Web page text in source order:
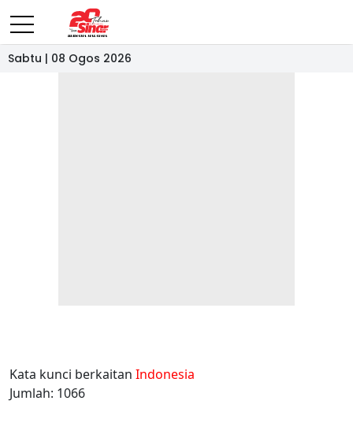
Sabtu | 08 Ogos 2026
Kata kunci berkaitan Indonesia
Jumlah: 1066